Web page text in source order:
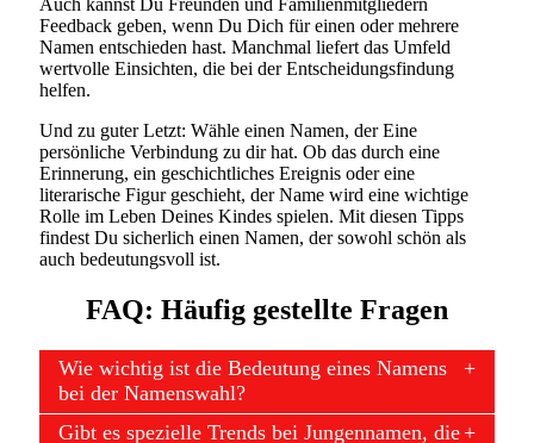
Auch kannst Du Freunden und Familienmitgliedern
Feedback geben, wenn Du Dich für einen oder mehrere
Namen entschieden hast. Manchmal liefert das Umfeld
wertvolle Einsichten, die bei der Entscheidungsfindung
helfen.
Und zu guter Letzt: Wähle einen Namen, der Eine
persönliche Verbindung zu dir hat. Ob das durch eine
Erinnerung, ein geschichtliches Ereignis oder eine
literarische Figur geschieht, der Name wird eine wichtige
Rolle im Leben Deines Kindes spielen. Mit diesen Tipps
findest Du sicherlich einen Namen, der sowohl schön als
auch bedeutungsvoll ist.
FAQ: Häufig gestellte Fragen
Wie wichtig ist die Bedeutung eines Namens
bei der Namenswahl?
Gibt es spezielle Trends bei Jungennamen, die